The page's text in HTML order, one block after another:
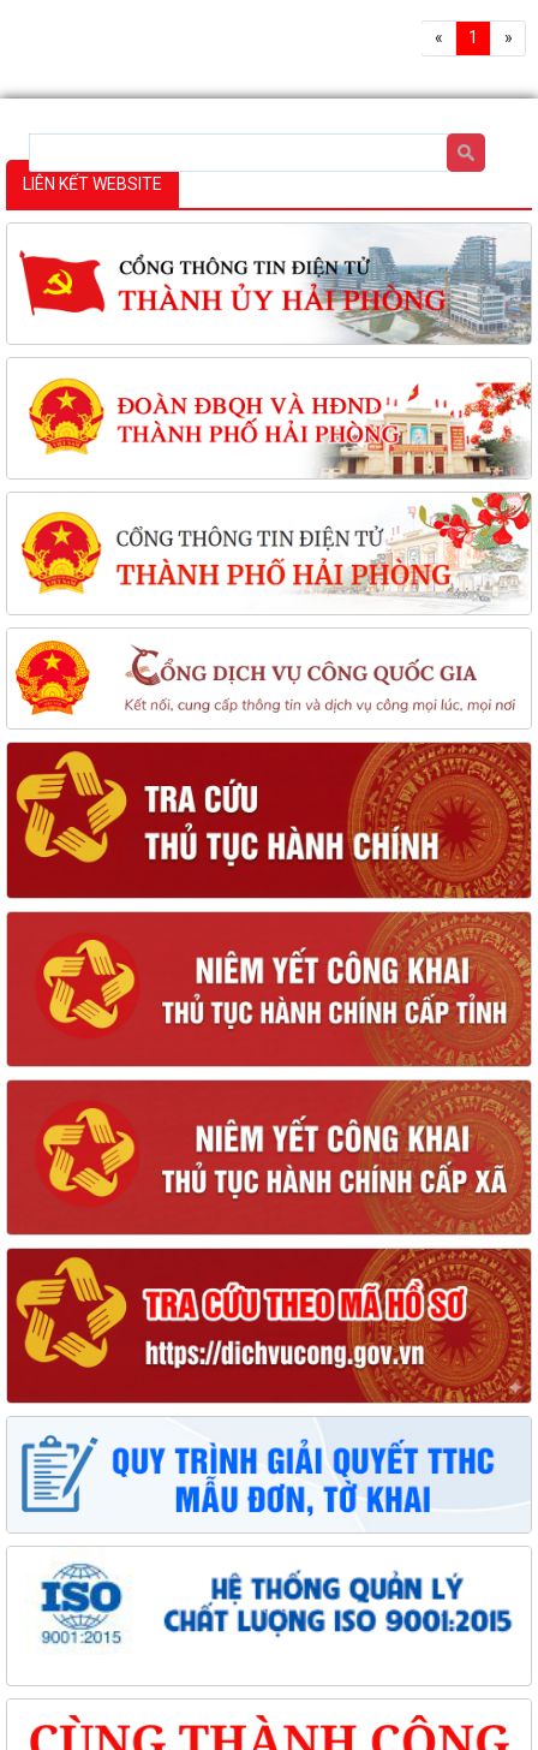
« 1 »
LIÊN KẾT WEBSITE